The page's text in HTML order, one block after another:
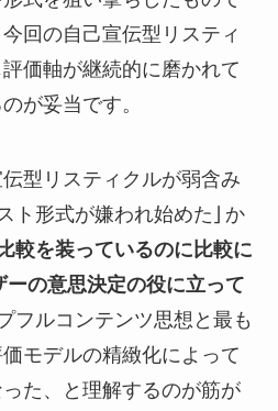
回の自己宣伝型リスティ
価軸が継続的に磨かれて
が妥当です。
型リスティクルが弱含み
ト形式が嫌われ始めた」か
比較を装っているのに比較に
ーの意思決定の役に立って
フルコンテンツ思想と最も
モデルの精緻化によって
た、と理解するのが筋が